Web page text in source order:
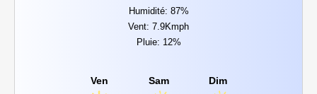
Humidité: 87%
Vent: 7.9Kmph
Pluie: 12%
Ven Sam Dim